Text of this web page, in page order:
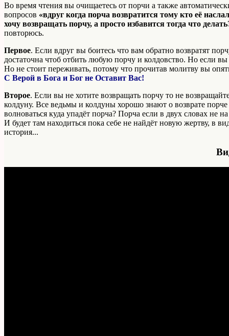
Во время чтения вы очищаетесь от порчи а также
вопросов «вдруг когда порча возвратится тому кто её
хочу возвращать порчу, а просто избавится тогда что
повторюсь.
Первое. Если вдруг вы боитесь что вам обратно возвратят
достаточна чтоб отбить любую порчу и колдовство. Но если
Но не стоит переживать, потому что прочитав молитву вы
С Верой в Бога и Бог не Оставит Вас!
Второе. Если вы не хотите возвращать порчу то не
колдуну. Все ведьмы и колдуны хорошо знают о возврате
волноваться куда упадёт порча? Порча если в двух словах не
И будет там находиться пока себе не найдёт новую жертву, в
история...